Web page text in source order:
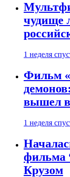
чудище
1 неделя
Фильм
вышел
1 неделя
фильма
Крузом